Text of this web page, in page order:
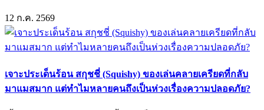
12 ก.ค. 2569
เจาะประเด็นร้อน สกุชชี่ (Squishy) ของเล่นคลายเครียดที่กลับ
มาแมสมาก แต่ทำไมหลายคนถึงเป็นห่วงเรื่องความปลอดภัย?